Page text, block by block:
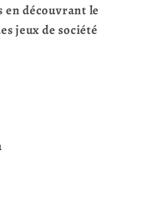
découvrant le
jeux de société